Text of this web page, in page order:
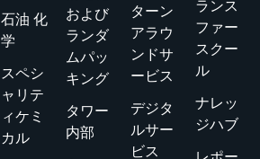
石油 化
学
スペシ
ャリテ
ィケミ
カル
および
ランダ
ムパッ
キング
タワー
内部
ターン
アラウ
ンドサ
ービス
デジタ
ルサー
ビス
ランス
ファー
スクー
ル
ナレッ
ジハブ